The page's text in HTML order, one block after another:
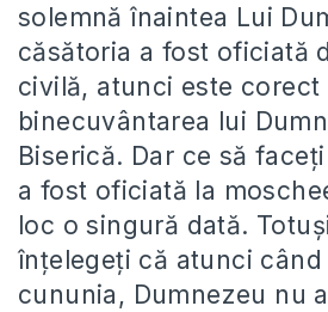
solemnă înaintea Lui
căsătoria a fost oficiată
civilă, atunci este corect
binecuvântarea lui
Biserică. Dar ce să
a fost oficiată la
loc o singură dată.
înţelegeţi că atunci
cununia, Dumnezeu nu